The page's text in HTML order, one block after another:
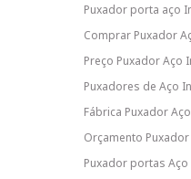
Puxador porta aço
Comprar Puxador
Preço Puxador Aço
Puxadores de Aço
Fábrica Puxador
Orçamento
Puxador portas